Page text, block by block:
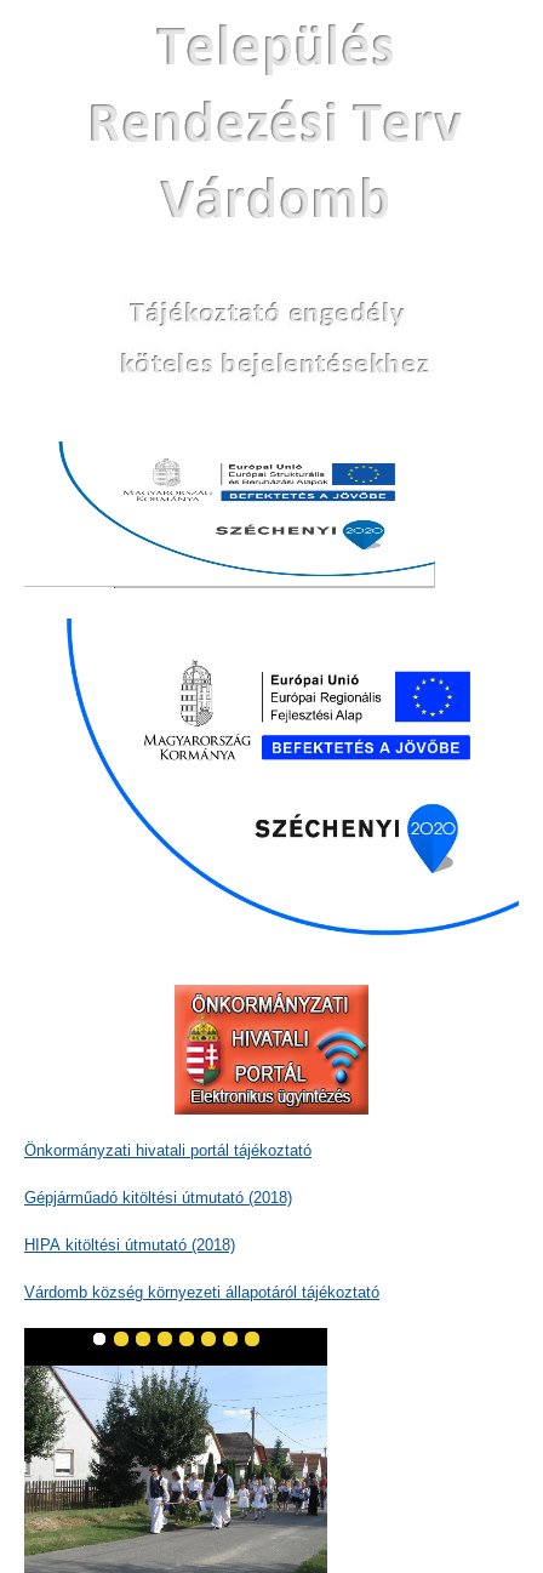
Önkormányzati hivatali portál tájékoztató
Gépjárműadó kitöltési útmutató (2018)
HIPA kitöltési útmutató (2018)
Várdomb község környezeti állapotáról tájékoztató